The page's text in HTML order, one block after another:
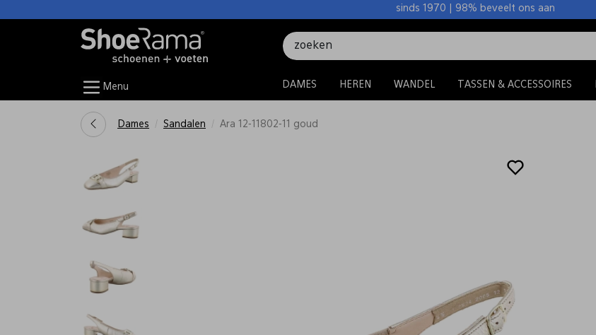
sinds 1970 | 98% beveelt ons aan
Menu DAMES HEREN WANDEL TASSEN & ACCESSOIRES
Dames Sandalen Ara 12-11802-11 goud